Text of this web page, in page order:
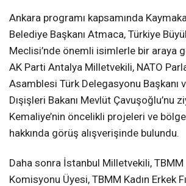
Ankara programı kapsamında
Belediye Başkanı Atmaca, Türkiye
Meclisi’nde önemli isimlerle bir araya
AK Parti Antalya Milletvekili, NATO
Asamblesi Türk Delegasyonu Başkanı
Dışişleri Bakanı Mevlüt Çavuşoğlu’nu
Kemaliye’nin öncelikli projeleri ve
hakkında görüş alışverişinde bulundu.
Daha sonra İstanbul Milletvekili, TBMM
Komisyonu Üyesi, TBMM Kadın Erkek